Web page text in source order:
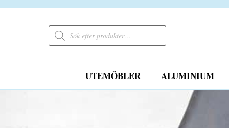
Products
search
UTEMÖBLER ALUMINIUM